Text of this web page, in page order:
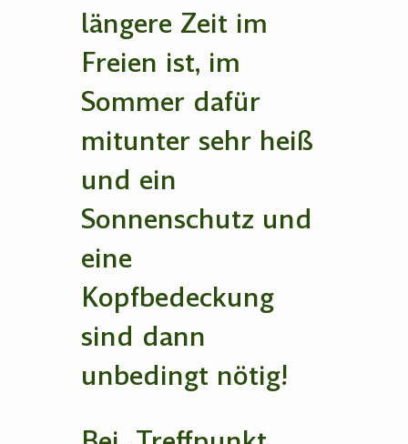
längere Zeit im
Freien ist, im
Sommer dafür
mitunter sehr heiß
und ein
Sonnenschutz und
eine
Kopfbedeckung
sind dann
unbedingt nötig!